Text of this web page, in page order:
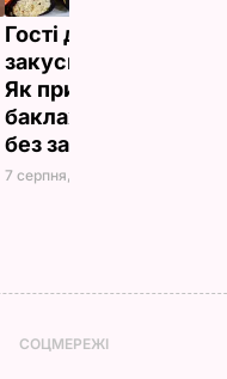
Гості думають, що це
закуска з ресторану.
Як приготувати ніжні
баклажанні рулетики
без зайвого жиру
7 серпня, 20.16
СОЦМЕРЕЖІ